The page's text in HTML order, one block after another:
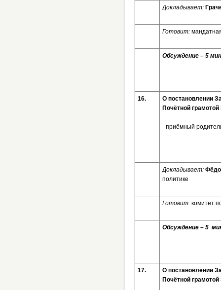
Докладывает:
Готовит:
Обсуждение – 5
16.
О
Почётной
- приёмный
Докладывает:
политике
Готовит: комитет
Обсуждение – 5
17.
О
Почётной